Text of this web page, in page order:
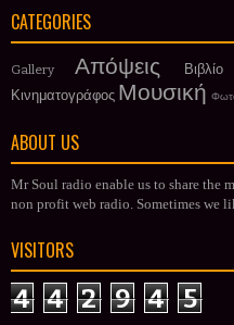
CATEGORIES
Gallery Απόψεις Βιβλίο
Κινηματογράφος Μουσική
ABOUT US
Mr Soul radio enable us to share the
non profit web radio. Sometimes we
VISITORS
4 4 2 9 4 5